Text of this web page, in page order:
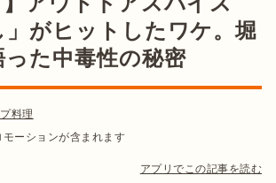
」がヒットしたワケ。堀
た中毒性の秘密
料理
ーションが含まれます
アプリでこの記事を読む